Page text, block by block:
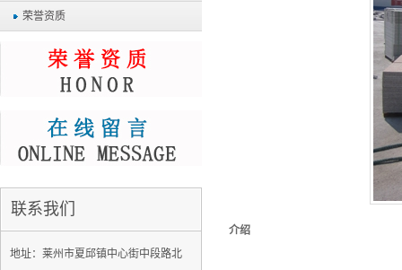
荣誉资质
联系我们
地址：莱州市夏邱镇中心街中段路北
介绍